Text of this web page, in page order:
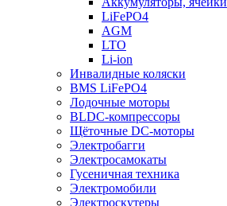
LiFePO4
AGM
LTO
Li-ion
Инвалидные коляски
BMS LiFePO4
Лодочные моторы
BLDC-компрессоры
Щёточные DC-моторы
Электробагги
Электросамокаты
Гусеничная техника
Электромобили
Электроскутеры